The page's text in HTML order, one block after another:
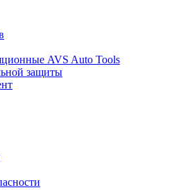
AVS Auto Tools
защиты